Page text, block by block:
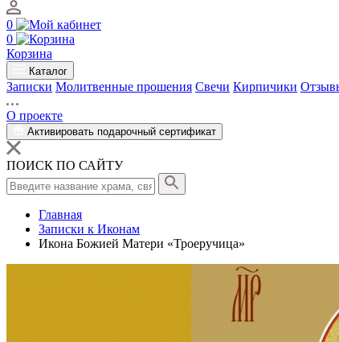
0
0
Корзина
Каталог
Записки Молитвенные прошения Свечи Кирпичики
О проекте
Активировать подарочный сертификат
ПОИСК ПО САЙТУ
Главная
Записки к Иконам
Икона Божией Матери «Троеручица»